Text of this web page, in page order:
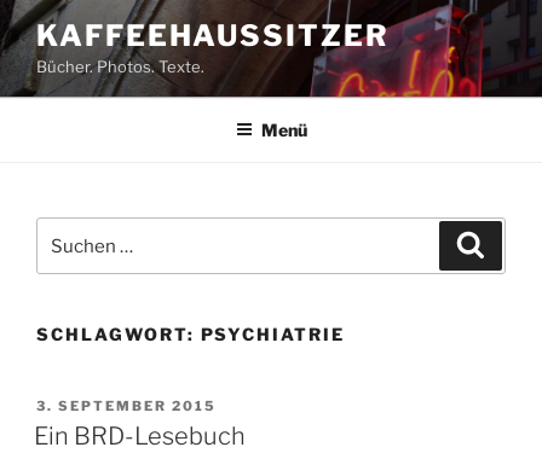
Zum
Inhalt
springen
KAFFEEHAUSSITZER
Bücher. Photos. Texte.
Menü
nach:
SCHLAGWORT: PSYCHIATRIE
VERÖFFENTLICHT
AM
3. SEPTEMBER 2015
Ein BRD-Lesebuch